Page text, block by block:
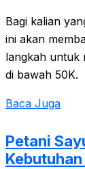
Bagi kalian
ini akan
langkah untuk
di bawah 50K.
Baca Juga
Petani